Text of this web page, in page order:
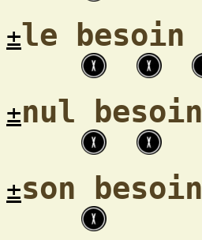
±le besoin
±nul besoin
±son besoin